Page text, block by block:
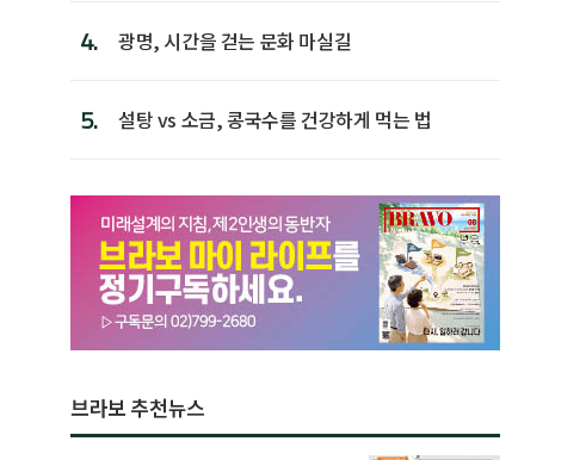
4. 광명, 시간을 걷는 문화 마실길
5. 설탕 vs 소금, 콩국수를 건강하게 먹는 법
브라보 추천뉴스